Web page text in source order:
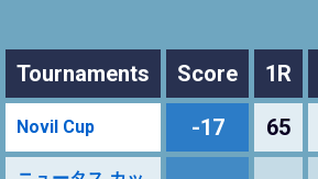
Tournaments Score 1R
Novil Cup -17 65